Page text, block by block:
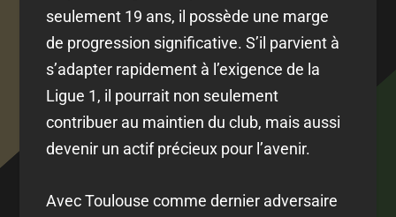
seulement 19 ans, il possède une marge
de progression significative. S’il parvient à
s’adapter rapidement à l’exigence de la
Ligue 1, il pourrait non seulement
contribuer au maintien du club, mais aussi
devenir un actif précieux pour l’avenir.
Avec Toulouse comme dernier adversaire